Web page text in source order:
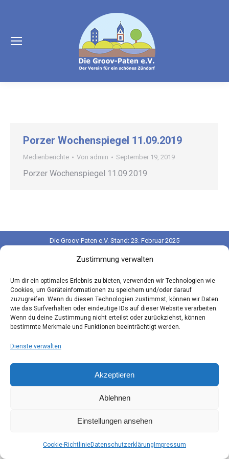
Zustimmung verwalten
Um dir ein optimales Erlebnis zu bieten, verwenden wir Technologien wie
Cookies, um Geräteinformationen zu speichern und/oder darauf
zuzugreifen. Wenn du diesen Technologien zustimmst, können wir Daten
wie das Surfverhalten oder eindeutige IDs auf dieser Website verarbeiten.
Wenn du deine Zustimmung nicht erteilst oder zurückziehst, können
bestimmte Merkmale und Funktionen beeinträchtigt werden.
Dienste verwalten
Akzeptieren
Ablehnen
Einstellungen ansehen
Cookie-RichtlinieDatenschutzerklärung Impressum
Porzer Wochenspiegel 11.09.2019
Medienberichte Von admin September 19, 2019
Porzer Wochenspiegel 11.09.2019
Die Groov-Paten e.V. Stand: 23. Februar 2025